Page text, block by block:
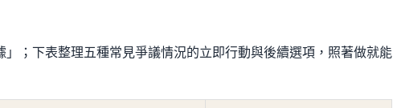
；下表整理五種常見爭議情況的立即行動與後續選項，照著做就能